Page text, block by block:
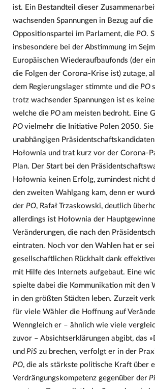
ist. Ein Bestandteil dieser
wachsenden Spannungen in Bezug auf
Oppositionspartei im Parlament, die PO.
insbesondere bei der Abstimmung im
Europäischen Wiederaufbaufonds (der
die Folgen der Corona-Krise ist) zutage,
dem Regierungslager stimmte und diePO
trotz wachsender Spannungen ist es
welche diePO am meisten bedroht. Eine
PO vielmehr die Initiative Polen 2050. Sie
unabhängigen
Hołownia und trat kurz vor der Corona-
Plan. Der Start bei den
Hołownia keinen Erfolg, zumindest nicht
den zweiten Wahlgang kam, denn er
der PO, Rafał Trzaskowski, deutlich
allerdings ist Hołownia der
Veränderungen, die nach den
eintraten. Noch vor den Wahlen hat er
gesellschaftlichen Rückhalt dank
mit Hilfe des Internets aufgebaut. Eine
spielte dabei die Kommunikation mit den
in den größten Städten leben. Zurzeit
für viele Wähler die Hoffnung auf
Wenngleich er – ähnlich wie viele
zuvor – Absichtserklärungen abgibt, das
und PiSzu brechen, verfolgt er in der
PO, die als stärkste politische Kraft über
Verdrängungskompetenz gegenüber der